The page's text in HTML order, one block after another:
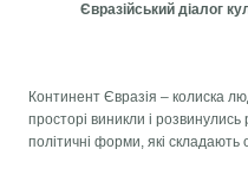
Євразійський діалог
Континент Євразія – колиска
просторі виникли і розвинулись
політичні форми, які складають